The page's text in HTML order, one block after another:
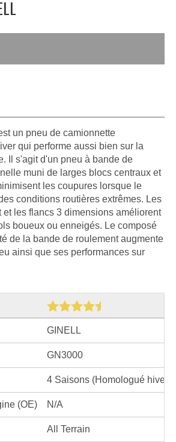
un pneu de camionnette
qui performe aussi bien sur la
Il s'agit d'un pneu à bande de
muni de larges blocs centraux et
les coupures lorsque le
conditions routières extrêmes. Les
et les flancs 3 dimensions améliorent
boueux ou enneigés. Le composé
de la bande de roulement augmente
ainsi que ses performances sur
GINELL
GN3000
4 Saisons (Homologué hiver)
(OE) N/A
All Terrain